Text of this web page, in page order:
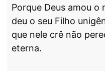
Porque Deus amou o
deu o seu Filho
que nele crê não
eterna.